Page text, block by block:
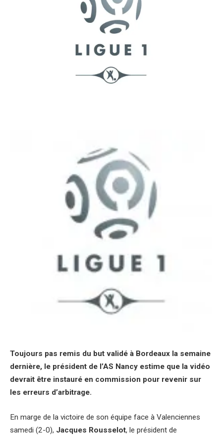
Toujours pas remis du but validé à Bordeaux la semaine
dernière, le président de l’AS Nancy estime que la vidéo
devrait être instauré en commission pour revenir sur
les erreurs d’arbitrage.
En marge de la victoire de son équipe face à Valenciennes
samedi (2-0), Jacques Rousselot, le président de